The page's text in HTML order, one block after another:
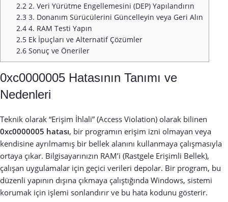
2.2 2. Veri Yürütme Engellemesini (DEP) Yapılandırın
2.3 3. Donanım Sürücülerini Güncelleyin veya Geri Alın
2.4 4. RAM Testi Yapın
2.5 Ek İpuçları ve Alternatif Çözümler
2.6 Sonuç ve Öneriler
0xc0000005 Hatasının Tanımı ve
Nedenleri
Teknik olarak “Erişim İhlali” (Access Violation) olarak bilinen
0xc0000005 hatası, bir programın erişim izni olmayan veya
kendisine ayrılmamış bir bellek alanını kullanmaya çalışmasıyla
ortaya çıkar. Bilgisayarınızın RAM’i (Rastgele Erişimli Bellek),
çalışan uygulamalar için geçici verileri depolar. Bir program, bu
düzenli yapının dışına çıkmaya çalıştığında Windows, sistemi
korumak için işlemi sonlandırır ve bu hata kodunu gösterir.